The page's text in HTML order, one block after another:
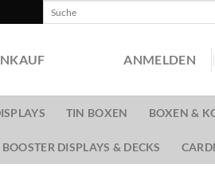
ANMELDEN
TIN BOXEN BOXEN &
DISPLAYS & DECKS